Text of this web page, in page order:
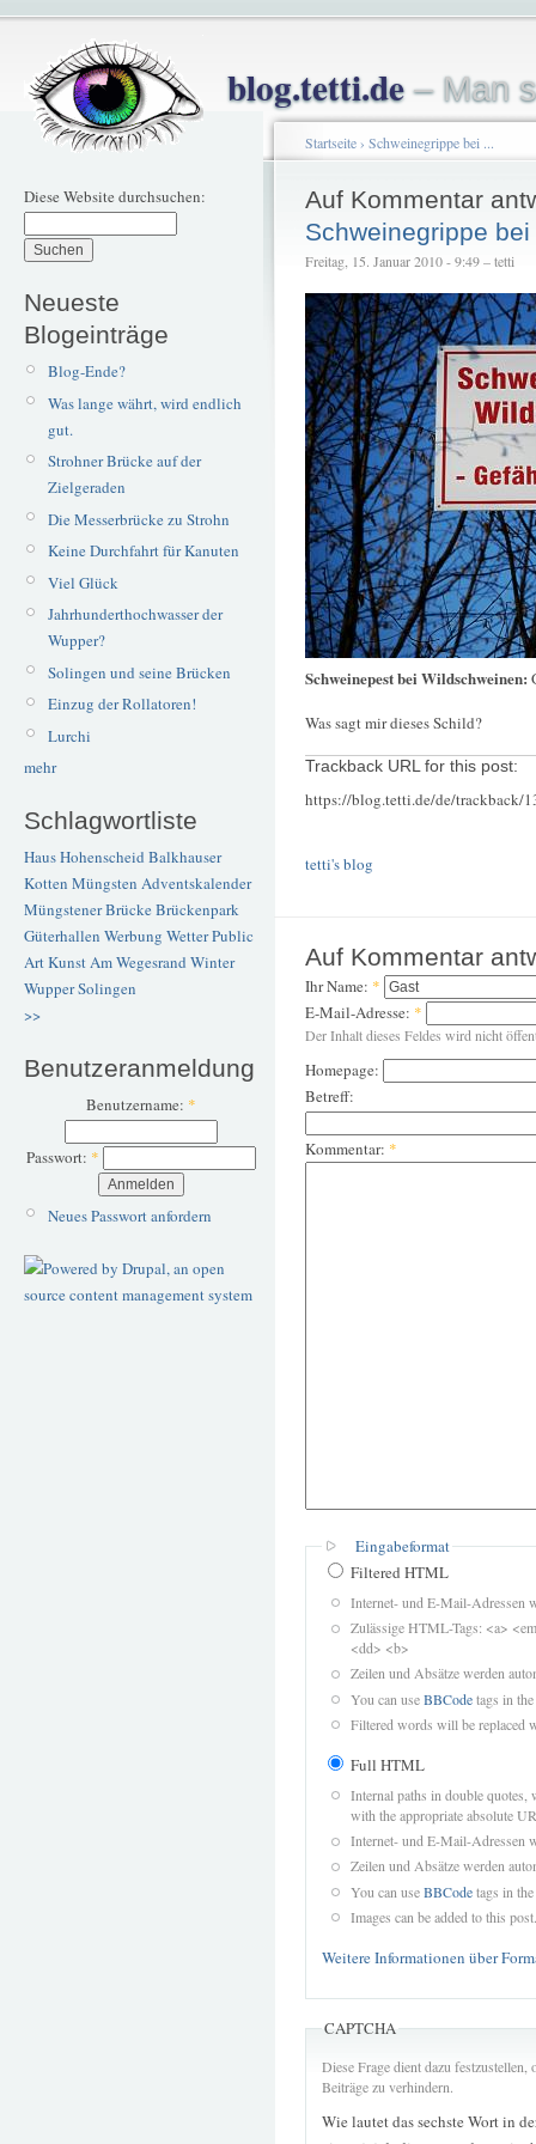
blog.tetti.de– Man
Diese Website durchsuchen:
Neueste
Blogeinträge
Blog-Ende?
Was lange währt, wird endlich
gut.
Strohner Brücke auf der
Zielgeraden
Die Messerbrücke zu Strohn
Keine Durchfahrt für Kanuten
Viel Glück
Jahrhunderthochwasser der
Wupper?
Solingen und seine Brücken
Einzug der Rollatoren!
Lurchi
mehr
Schlagwortliste
Haus Hohenscheid Balkhauser
Kotten Müngsten Adventskalender
Müngstener BrückeBrückenpark
Güterhallen Werbung WetterPublic
ArtKunstAm Wegesrand Winter
WupperSolingen
>>
Benutzeranmeldung
Benutzername: *
Passwort: *
Neues Passwort anfordern
Startseite› Schweinegrippe bei ...
Auf Kommentar
Schweinegrippe bei
Freitag, 15. Januar 2010 - 9:49 – tetti
Schweinepest bei Wildschweinen:
Was sagt mir dieses Schild?
Trackback URL for this post:
https://blog.tetti.de/de/trackback/
tetti's blog
Auf Kommentar
Ihr Name: *
E-Mail-Adresse: *
Der Inhalt dieses Feldes wird nicht
Homepage:
Betreff:
Kommentar: *
Eingabeformat
Filtered HTML
Internet- und E-Mail-Adressen
Zulässige HTML-Tags: <a>
<dd> <b>
Zeilen und Absätze werden
You can useBBCodetags in
Filtered words will be replaced
Full HTML
Internal paths in double quotes,
with the appropriate absolute
Internet- und E-Mail-Adressen
Zeilen und Absätze werden
You can useBBCodetags in
Images can be added to this post.
Weitere Informationen über
CAPTCHA
Diese Frage dient dazu
Beiträge zu verhindern.
Wie lautet das sechste Wort in